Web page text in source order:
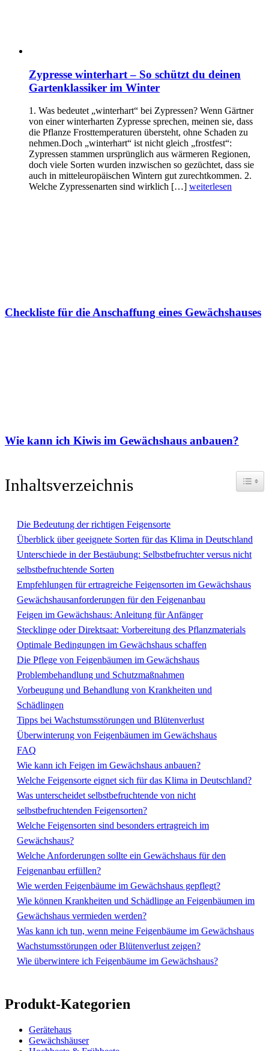
Zypresse winterhart – So schützt du deinen
Gartenklassiker im Winter
1. Was bedeutet „winterhart“ bei Zypressen? Wenn Gärtner
von einer winterharten Zypresse sprechen, meinen sie, dass
die Pflanze Frosttemperaturen übersteht, ohne Schaden zu
nehmen.Doch „winterhart“ ist nicht gleich „frostfest“:
Zypressen stammen ursprünglich aus wärmeren Regionen,
doch viele Sorten wurden inzwischen so gezüchtet, dass sie
auch in mitteleuropäischen Wintern gut zurechtkommen. 2.
Welche Zypressenarten sind wirklich […] weiterlesen
Checkliste für die Anschaffung eines Gewächshauses
Wie kann ich Kiwis im Gewächshaus anbauen?
Inhaltsverzeichnis
Die Bedeutung der richtigen Feigensorte
Überblick über geeignete Sorten für das Klima in Deutschland
Unterschiede in der Bestäubung: Selbstbefruchter versus nicht
selbstbefruchtende Sorten
Empfehlungen für ertragreiche Feigensorten im Gewächshaus
Gewächshausanforderungen für den Feigenanbau
Feigen im Gewächshaus: Anleitung für Anfänger
Stecklinge oder Direktsaat: Vorbereitung des Pflanzmaterials
Optimale Bedingungen im Gewächshaus schaffen
Die Pflege von Feigenbäumen im Gewächshaus
Problembehandlung und Schutzmaßnahmen
Vorbeugung und Behandlung von Krankheiten und
Schädlingen
Tipps bei Wachstumsstörungen und Blütenverlust
Überwinterung von Feigenbäumen im Gewächshaus
FAQ
Wie kann ich Feigen im Gewächshaus anbauen?
Welche Feigensorte eignet sich für das Klima in Deutschland?
Was unterscheidet selbstbefruchtende von nicht
selbstbefruchtenden Feigensorten?
Welche Feigensorten sind besonders ertragreich im
Gewächshaus?
Welche Anforderungen sollte ein Gewächshaus für den
Feigenanbau erfüllen?
Wie werden Feigenbäume im Gewächshaus gepflegt?
Wie können Krankheiten und Schädlinge an Feigenbäumen im
Gewächshaus vermieden werden?
Was kann ich tun, wenn meine Feigenbäume im Gewächshaus
Wachstumsstörungen oder Blütenverlust zeigen?
Wie überwintere ich Feigenbäume im Gewächshaus?
Produkt-Kategorien
Gerätehaus
Gewächshäuser